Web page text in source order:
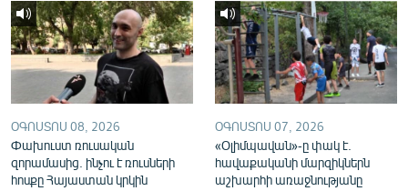
English
Русский
ՀԵՏԵՎԵՔ ՄԵԶ
ՕԳՈՍՏՈՍ 08, 2026
Փախուստ ռուսական
զորամասից. ինչու է ռուսների
հոսքը Հայաստան կրկին
ՕԳՈՍՏՈՍ 07, 2026
«Օլիմպավան»-ը փակ է.
հավաքականի մարզիկներն
աշխարհի առաջնությանը